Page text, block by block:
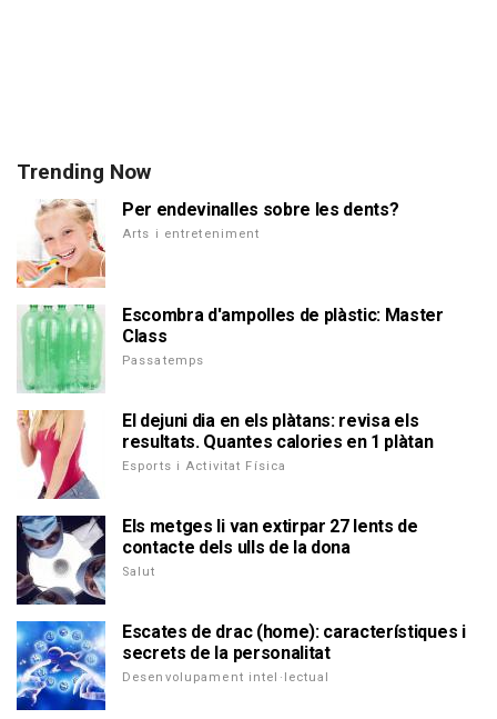
Trending Now
Per endevinalles sobre les dents?
Arts i entreteniment
Escombra d'ampolles de plàstic: Master
Class
Passatemps
El dejuni dia en els plàtans: revisa els
resultats. Quantes calories en 1 plàtan
Esports i Activitat Física
Els metges li van extirpar 27 lents de
contacte dels ulls de la dona
Salut
Escates de drac (home): característiques i
secrets de la personalitat
Desenvolupament intel·lectual